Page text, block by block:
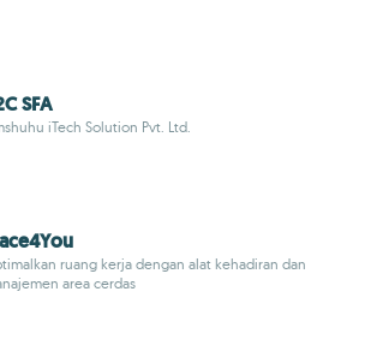
SFA
iTech Solution Pvt. Ltd.
ruang kerja dengan alat kehadiran dan
area cerdas